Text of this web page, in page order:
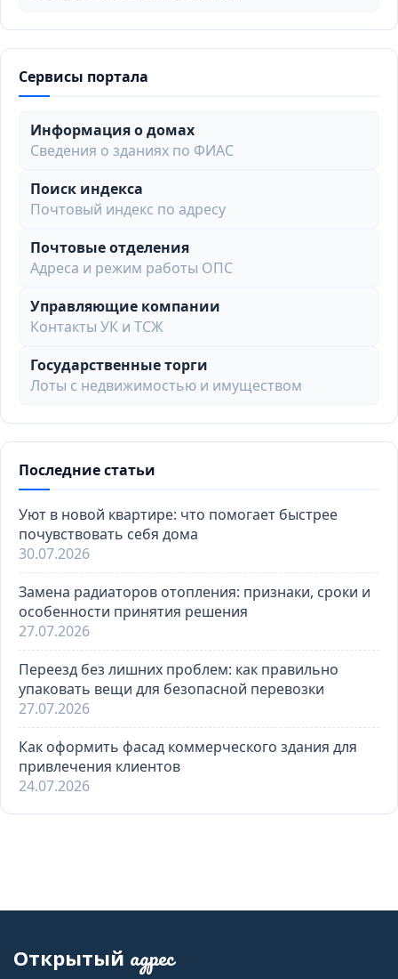
Сервисы портала
Информация о домах
Сведения о зданиях по ФИАС
Поиск индекса
Почтовый индекс по адресу
Почтовые отделения
Адреса и режим работы ОПС
Управляющие компании
Контакты УК и ТСЖ
Государственные торги
Лоты с недвижимостью и имуществом
Последние статьи
Уют в новой квартире: что помогает быстрее
почувствовать себя дома
30.07.2026
Замена радиаторов отопления: признаки, сроки и
особенности принятия решения
27.07.2026
Переезд без лишних проблем: как правильно
упаковать вещи для безопасной перевозки
27.07.2026
Как оформить фасад коммерческого здания для
привлечения клиентов
24.07.2026
Открытый адрес